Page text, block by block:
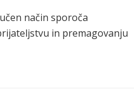
način sporoča
in premagovanju